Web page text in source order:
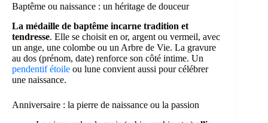
Baptême ou naissance : un héritage de douceur
La médaille de baptême incarne tradition et
tendresse. Elle se choisit en or, argent ou vermeil, avec
un ange, une colombe ou un Arbre de Vie. La gravure
au dos (prénom, date) renforce son côté intime. Un
pendentif étoile ou lune convient aussi pour célébrer
une naissance.
Anniversaire : la pierre de naissance ou la passion